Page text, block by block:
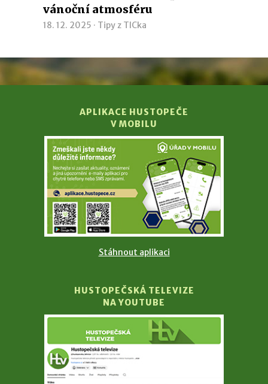
vánoční atmosféru
18. 12. 2025 · Tipy z TICka
APLIKACE HUSTOPEČE
V MOBILU
Stáhnout aplikaci
HUSTOPEČSKÁ TELEVIZE
NA YOUTUBE